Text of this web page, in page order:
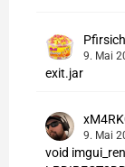
9. Mai
exit.jar
9. Mai
void